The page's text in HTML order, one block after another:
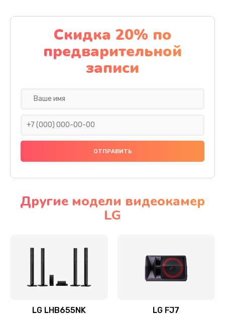
Заказать
Замена дисплея (экрана)
2000 руб.
Заказать
Ремонт платы электроники
Прошивка
Ремонт механики привода
Ремонт / замена кнопок, клавиш, индикаторов,
Скидка 20% по
предварительной
записи
Другие модели видеокамер
LG
LG LHB655NK LG FJ7